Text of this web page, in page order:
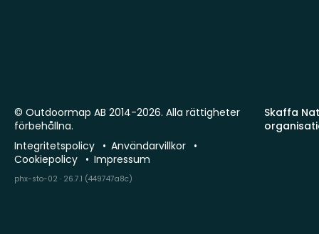
Skaffa
© Outdoormap AB 2014-2026. Alla rättigheter
förbehållna.
Integritetspolicy
Användarvillkor
Cookiepolicy
Impressum
phx-sto-02 · 26.7.1 (449747a8c)